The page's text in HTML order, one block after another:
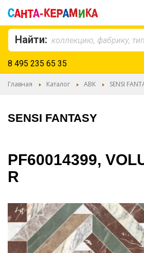
Найти:
8 495 235 65 35
Главная Каталог ABK SENSI
SENSI FANTASY
PF60014399,
R